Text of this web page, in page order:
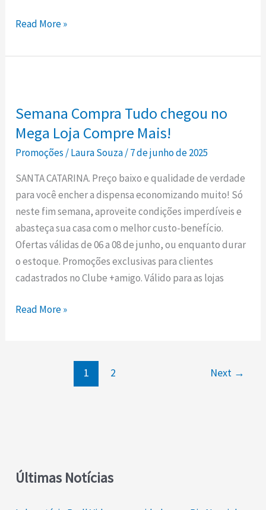
Negrinho!
Read More »
Semana Compra Tudo chegou no
Mega Loja Compre Mais!
Promoções /Laura Souza/7 de junho de 2025
SANTA CATARINA. Preço baixo e qualidade de verdade
para você encher a dispensa economizando muito! Só
neste fim semana, aproveite condições imperdíveis e
abasteça sua casa com o melhor custo-benefício.
Ofertas válidas de 06 a 08 de junho, ou enquanto durar
o estoque. Promoções exclusivas para clientes
cadastrados no Clube +amigo. Válido para as lojas
Tudo
chegou
Loja
Compre
Mais!
Read More »
1 2 Next →
Últimas Notícias